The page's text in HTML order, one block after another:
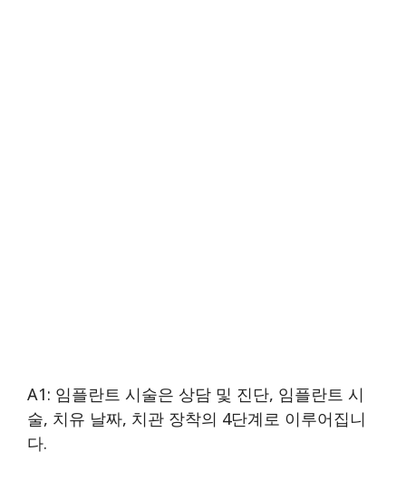
A1: 임플란트 시술은 상담 및 진단, 임플란트 시
술, 치유 날짜, 치관 장착의 4단계로 이루어집니
다.